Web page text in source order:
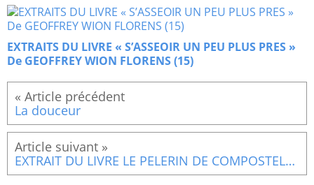
EXTRAITS DU LIVRE « S’ASSEOIR UN PEU PLUS PRES »
De GEOFFREY WION FLORENS (15)
La douceur
EXTRAIT DU LIVRE LE PELERIN DE COMPOSTELLE DE PAULO COELHO